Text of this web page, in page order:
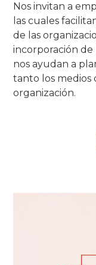
Nos invitan a
las cuales
de las
incorporación
nos ayudan a
tanto los medios
organización.